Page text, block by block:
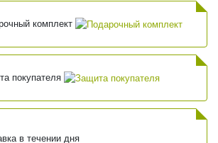
комплект
покупателя
в течении дня